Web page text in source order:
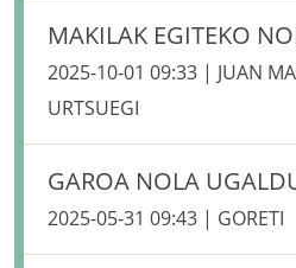
MAKILAK EGITEKO
2025-10-01 09:33 | JUAN
URTSUEGI
GAROA NOLA
2025-05-31 09:43 | GORETI